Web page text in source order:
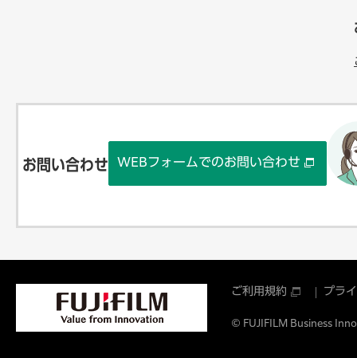
お問い合わせ WEBフォームでのお問い合わせ
ご利用規約 プラ
© FUJIFILM Business